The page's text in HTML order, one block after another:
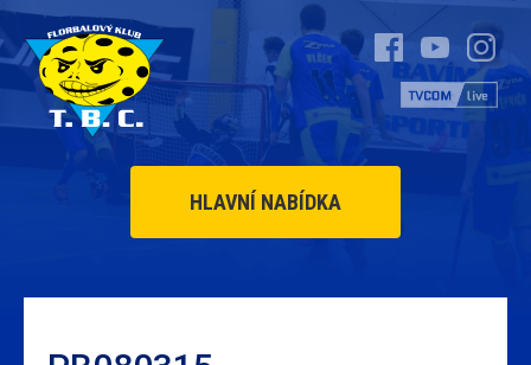
HLAVNÍ NABÍDKA